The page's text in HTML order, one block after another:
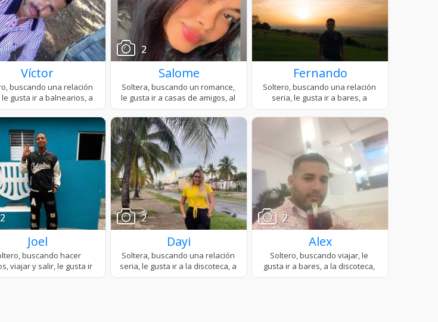
Víctor
2
Salome Fernando
2
Joel
2
Dayi
2
Alex